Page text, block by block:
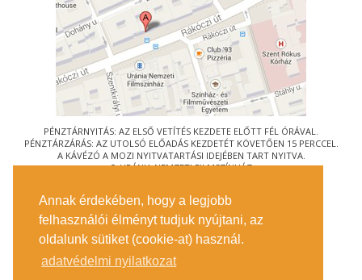
Annak érdekében, hogy a legjobb
felhasználói élményt tudjuk nyújtani, az
oldalunk sütiket (cookie-at) használ.
adatvédelmi nyilatkozat
PÉNZTÁRNYITÁS: AZ ELSŐ VETÍTÉS KEZDETE ELŐTT FÉL ÓRÁVAL.
PÉNZTÁRZÁRÁS: AZ UTOLSÓ ELŐADÁS KEZDETÉT KÖVETŐEN 15 PERCCEL.
A KÁVÉZÓ A MOZI NYITVATARTÁSI IDEJÉBEN TART NYITVA.
© URÁNIA NEMZETI FILMSZÍNHÁZ
1088 BUDAPEST, RÁKÓCZI ÚT 21.
MEGKÖZELÍTÉS
JEGYINFORMÁCIÓ
ÍRJON NEKÜNK!
KÖZÉRDEKŰ ADATOK